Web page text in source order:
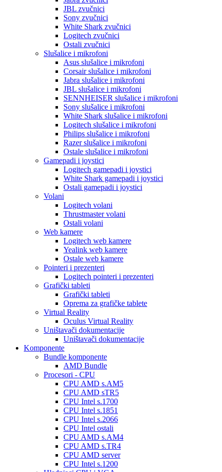
JBL zvučnici
Sony zvučnici
White Shark zvučnici
Logitech zvučnici
Ostali zvučnici
Slušalice i mikrofoni
Asus slušalice i mikrofoni
Corsair slušalice i mikrofoni
Jabra slušalice i mikrofoni
JBL slušalice i mikrofoni
SENNHEISER slušalice i mikrofoni
Sony slušalice i mikrofoni
White Shark slušalice i mikrofoni
Logitech slušalice i mikrofoni
Philips slušalice i mikrofoni
Razer slušalice i mikrofoni
Ostale slušalice i mikrofoni
Gamepadi i joystici
Logitech gamepadi i joystici
White Shark gamepadi i joystici
Ostali gamepadi i joystici
Volani
Logitech volani
Thrustmaster volani
Ostali volani
Web kamere
Logitech web kamere
Yealink web kamere
Ostale web kamere
Pointeri i prezenteri
Logitech pointeri i prezenteri
Grafički tableti
Grafički tableti
Oprema za grafičke tablete
Virtual Reality
Oculus Virtual Reality
Uništavači dokumentacije
Uništavači dokumentacije
Komponente
Bundle komponente
AMD Bundle
Procesori - CPU
CPU AMD s.AM5
CPU AMD sTR5
CPU Intel s.1700
CPU Intel s.1851
CPU Intel s.2066
CPU Intel ostali
CPU AMD s.AM4
CPU AMD s.TR4
CPU AMD server
CPU Intel s.1200